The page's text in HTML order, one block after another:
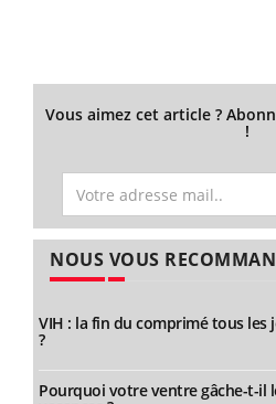
Vous aimez cet article ?
!
NOUS VOUS
VIH : la fin du comprimé tous les
?
Pourquoi votre ventre gâche-t-il